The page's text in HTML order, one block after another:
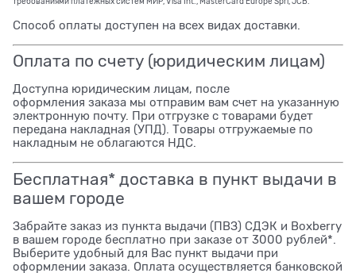
Способ оплаты доступен на всех видах доставки.
Оплата по счету (юридическим лицам)
Доступна юридическим лицам, после
оформления заказа мы отправим вам счет на указанную
электронную почту. При отгрузке с товарами будет
передана накладная (УПД). Товары отгружаемые по
накладным не облагаются НДС.
Бесплатная* доставка в пункт выдачи в
вашем городе
Забрайте заказ из пункта выдачи (ПВЗ) СДЭК и Boxberry
в вашем городе бесплатно при заказе от 3000 рублей*.
Выберите удобный для Вас пункт выдачи при
оформлении заказа. Оплата осуществляется банковской